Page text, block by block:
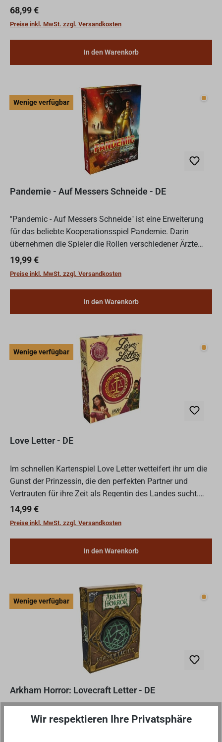
einzigartigen Fähigkeiten könnt ihr Frodo beschüt...
Regulärer Preis:
68,99 €
Preise inkl. MwSt. zzgl. Versandkosten
In den Warenkorb
Wenige verfügbar
Pandemie - Auf Messers Schneide - DE
"Pandemic - Auf Messers Schneide" ist eine Erweiterung
für das beliebte Kooperationsspiel Pandemie. Darin
übernehmen die Spieler die Rollen verschiedener Ärzte
und Experten, um gemeinsam eine Heilung für vier
gefährli...
Regulärer Preis:
19,99 €
Preise inkl. MwSt. zzgl. Versandkosten
In den Warenkorb
Wenige verfügbar
Love Letter - DE
Im schnellen Kartenspiel Love Letter wetteifert ihr um die
Gunst der Prinzessin, die den perfekten Partner und
Vertrauten für ihre Zeit als Regentin des Landes sucht.
Nur wer seinen Liebesbrief erfolgreich an die Prin...
Regulärer Preis:
14,99 €
Preise inkl. MwSt. zzgl. Versandkosten
In den Warenkorb
Wenige verfügbar
Arkham Horror: Lovecraft Letter - DE
Besucht die unheimliche Stadt Arkham in dieser
Wir respektieren Ihre Privatsphäre